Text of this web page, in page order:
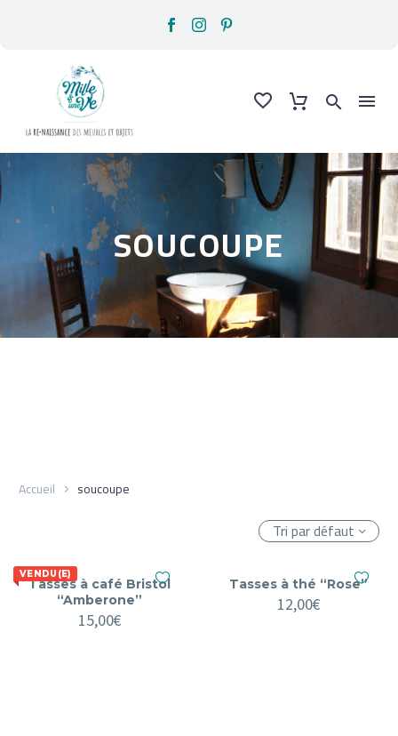
SOUCOUPE
Accueil soucoupe
Tri par défaut
VENDU(E)
Tasses à café Bristol
“Amberone”
15,00€
Tasses à thé “Rose”
12,00€